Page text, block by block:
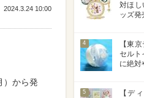
2024.3.24 10:00
）から発
対ほし
ッズ発
4
【東
セルト
に絶対
5
【デ